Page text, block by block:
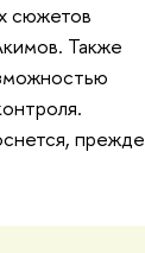
сюжетов
Также
прежде